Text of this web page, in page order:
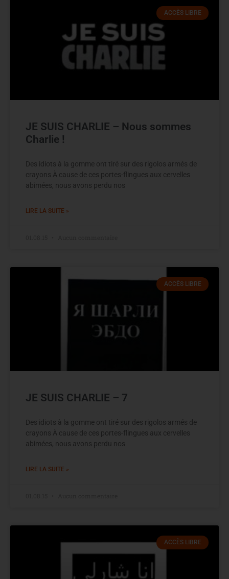
ACCÈS LIBRE
JE SUIS CHARLIE – Nous sommes
Charlie !
Des idiots à la gomme ont tiré sur des rigolos armés de
crayons À cause de ces portes-flingues aux cervelles
abimées, nous avons perdu nos
LIRE LA SUITE »
ACCÈS LIBRE
JE SUIS CHARLIE – 7
Des idiots à la gomme ont tiré sur des rigolos armés de
crayons À cause de ces portes-flingues aux cervelles
abimées, nous avons perdu nos
LIRE LA SUITE »
ACCÈS LIBRE